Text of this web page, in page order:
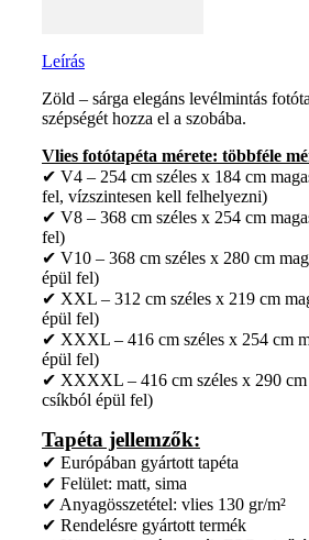
Leírás
Zöld – sárga elegáns levélmintás
szépségét hozza el a szobába.
Vlies fotótapéta mérete: többféle
✔ V4 – 254 cm széles x 184 cm
fel, vízszintesen kell felhelyezni)
✔ V8 – 368 cm széles x 254 cm
fel)
✔ V10 – 368 cm széles x 280 cm
épül fel)
✔ XXL – 312 cm széles x 219 cm
épül fel)
✔ XXXL – 416 cm széles x 254 cm
épül fel)
✔ XXXXL – 416 cm széles x 290 cm
csíkból épül fel)
Tapéta jellemzők:
✔ Európában gyártott tapéta
✔ Felület: matt, sima
✔ Anyagösszetétel: vlies 130 gr/m²
✔ Rendelésre gyártott termék